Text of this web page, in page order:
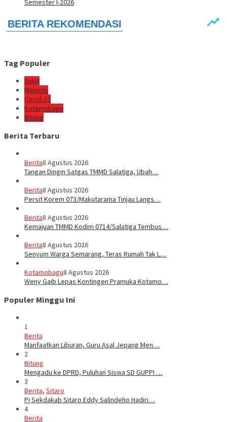
Semester I-2026
Tag Populer
Sulut
Manado
Covid-19
Kotamobagu
Bitung
Berita Terbaru
Berita8 Agustus 2026
Tangan Dingin Satgas TMMD Salatiga, Ubah…
Berita8 Agustus 2026
Persit Korem 073/Makutarama Tinjau Langs…
Berita8 Agustus 2026
Kemajuan TMMD Kodim 0714/Salatiga Tembus…
Berita8 Agustus 2026
Senyum Warga Semarang, Teras Rumah Tak L…
Kotamobagu8 Agustus 2026
Weny Gaib Lepas Kontingen Pramuka Kotamo…
Populer Minggu Ini
1
Berita
Manfaatkan Liburan, Guru Asal Jepang Men…
2
Bitung
Mengadu ke DPRD, Puluhan Siswa SD GUPPI …
3
Berita, Sitaro
Pj Sekdakab Sitaro Eddy Salindeho Hadiri…
4
Berita